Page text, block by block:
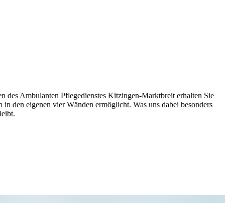
Ambulanten Pflegedienstes Kitzingen-Marktbreit erhalten Sie
den eigenen vier Wänden ermöglicht. Was uns dabei besonders